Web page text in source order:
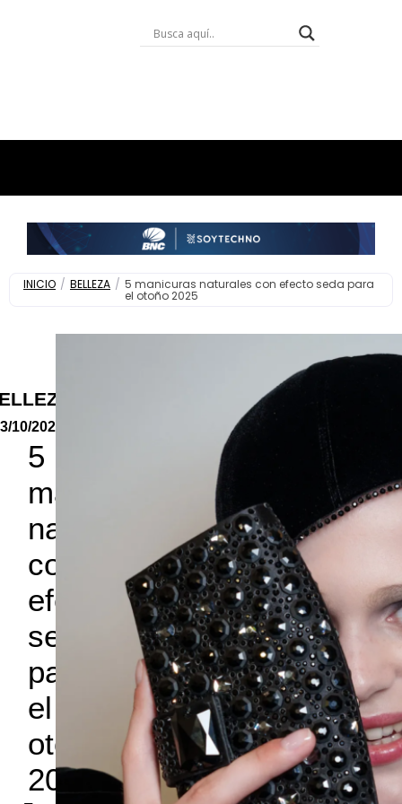
INICIO / BELLEZA / 5 manicuras naturales con efecto seda para
el otoño 2025
10/2025
5
manicuras
naturales
con
efecto
seda
para
el
otoño
2025